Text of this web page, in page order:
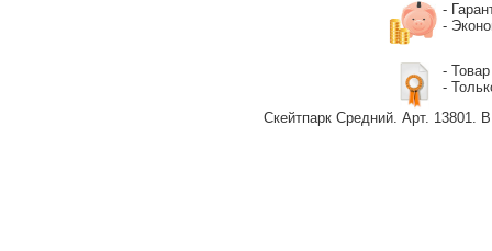
-
-
- Товар
-
Скейтпарк Средний. Арт. 13801.